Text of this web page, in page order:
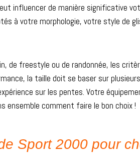
influencer de manière significative
à votre morphologie, votre style de
de freestyle ou de randonnée, les
la taille doit se baser sur
sur les pentes. Votre
ensemble comment faire le bon choix !
Sport 2000 pour